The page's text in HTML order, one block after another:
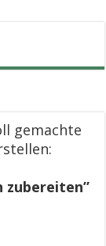
gemachte
zubereiten”